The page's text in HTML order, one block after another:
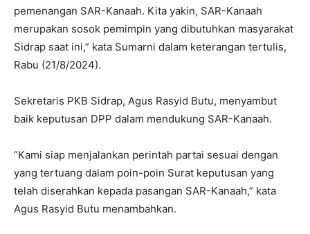
pemenangan SAR-Kanaah. Kita yakin, SAR-Kanaah
merupakan sosok pemimpin yang dibutuhkan masyarakat
Sidrap saat ini,” kata Sumarni dalam keterangan tertulis,
Rabu (21/8/2024).
Sekretaris PKB Sidrap, Agus Rasyid Butu, menyambut
baik keputusan DPP dalam mendukung SAR-Kanaah.
“Kami siap menjalankan perintah partai sesuai dengan
yang tertuang dalam poin-poin Surat keputusan yang
telah diserahkan kepada pasangan SAR-Kanaah,” kata
Agus Rasyid Butu menambahkan.